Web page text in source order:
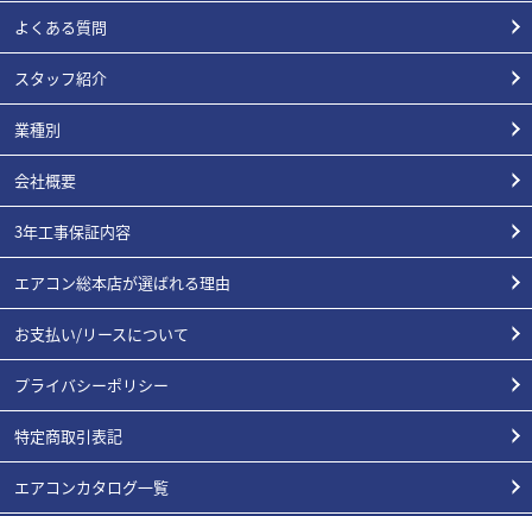
よくある質問
スタッフ紹介
業種別
会社概要
3年工事保証内容
エアコン総本店が選ばれる理由
お支払い/リースについて
プライバシーポリシー
特定商取引表記
エアコンカタログ一覧